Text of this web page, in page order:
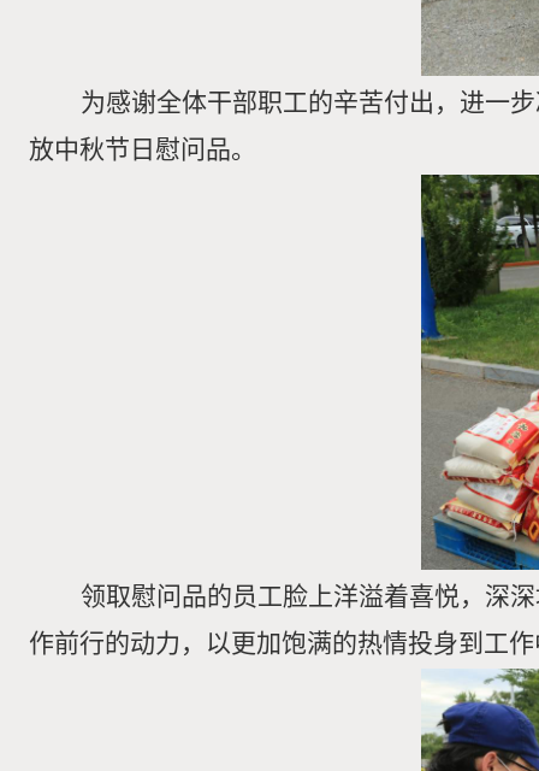
为感谢全体干部职工的辛苦付出，进一
放中秋节日慰问品。
领取慰问品的员工脸上洋溢着喜悦，深
作前行的动力，以更加饱满的热情投身到工